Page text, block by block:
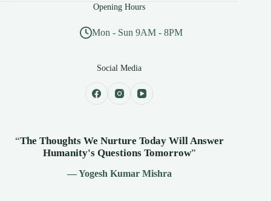
Opening Hours
Mon - Sun 9AM - 8PM
Social Media
“The Thoughts We Nurture Today Will Answer
Humanity's Questions Tomorrow”
— Yogesh Kumar Mishra